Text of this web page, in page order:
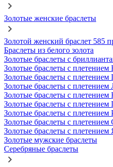
Золотые женские браслеты
Золотой женский браслет 585
Браслеты из белого золота
Золотые браслеты с
Золотые браслеты с плетением
Золотые браслеты с плетением
Золотые браслеты с плетением
Золотые браслеты с плетением
Золотые браслеты с плетением
Золотые браслеты с плетением
Золотые браслеты с плетением
Золотые браслеты с плетением
Золотые мужские браслеты
Серебряные браслеты